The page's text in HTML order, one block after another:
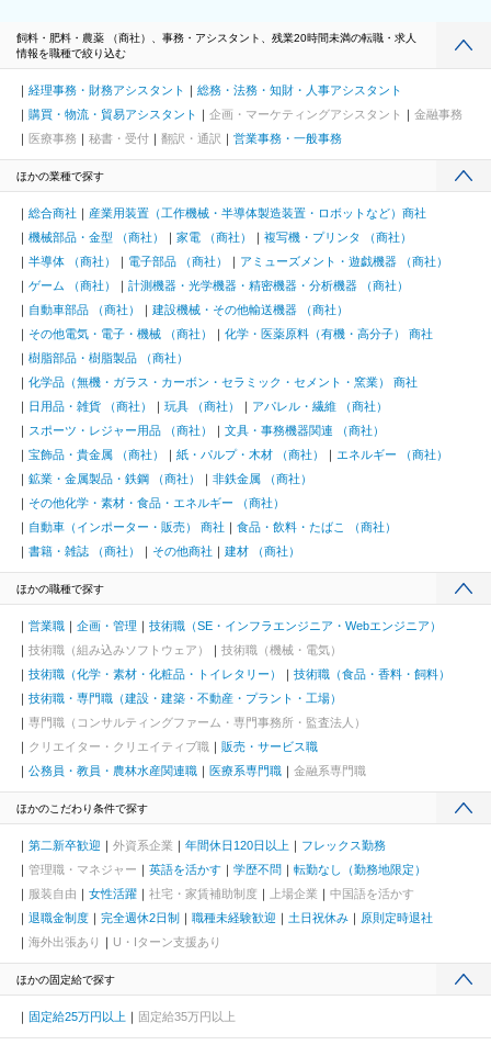
飼料・肥料・農薬 （商社）、事務・アシスタント、残業20時間未満の転職・求人
情報を職種で絞り込む
経理事務・財務アシスタント
総務・法務・知財・人事アシスタント
購買・物流・貿易アシスタント
企画・マーケティングアシスタント
金融事務
医療事務
秘書・受付 翻訳・通訳 営業事務・一般事務
ほかの業種で探す
総合商社
産業用装置（工作機械・半導体製造装置・ロボットなど）商社
機械部品・金型 （商社）
家電 （商社）
複写機・プリンタ （商社）
半導体 （商社）
電子部品 （商社）
アミューズメント・遊戯機器 （商社）
ゲーム （商社）
計測機器・光学機器・精密機器・分析機器 （商社）
自動車部品 （商社）
建設機械・その他輸送機器 （商社）
その他電気・電子・機械 （商社）
化学・医薬原料（有機・高分子） 商社
樹脂部品・樹脂製品 （商社）
化学品（無機・ガラス・カーボン・セラミック・セメント・窯業） 商社
日用品・雑貨 （商社）
玩具 （商社）
アパレル・繊維 （商社）
スポーツ・レジャー用品 （商社）
文具・事務機器関連 （商社）
宝飾品・貴金属 （商社）
紙・パルプ・木材 （商社）
エネルギー （商社）
鉱業・金属製品・鉄鋼 （商社）
非鉄金属 （商社）
その他化学・素材・食品・エネルギー （商社）
自動車（インポーター・販売） 商社
食品・飲料・たばこ （商社）
書籍・雑誌 （商社）
その他商社 建材 （商社）
ほかの職種で探す
営業職 企画・管理
技術職（SE・インフラエンジニア・Webエンジニア）
技術職（組み込みソフトウェア）
技術職（機械・電気）
技術職（化学・素材・化粧品・トイレタリー）
技術職（食品・香料・飼料）
技術職・専門職（建設・建築・不動産・プラント・工場）
専門職（コンサルティングファーム・専門事務所・監査法人）
クリエイター・クリエイティブ職
販売・サービス職
公務員・教員・農林水産関連職
医療系専門職 金融系専門職
ほかのこだわり条件で探す
第二新卒歓迎 外資系企業 年間休日120日以上
フレックス勤務
管理職・マネジャー
英語を活かす 学歴不問
転勤なし（勤務地限定）
服装自由
女性活躍 社宅・家賃補助制度 上場企業
中国語を活かす
退職金制度
完全週休2日制 職種未経験歓迎 土日祝休み
原則定時退社
海外出張あり
U・Iターン支援あり
ほかの固定給で探す
固定給25万円以上 固定給35万円以上